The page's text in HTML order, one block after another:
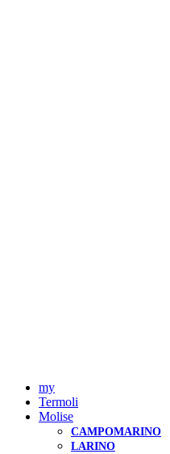
my
Termoli
Molise
CAMPOMARINO
LARINO